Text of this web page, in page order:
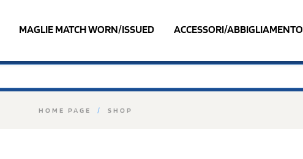
MAGLIE MATCH WORN/ISSUED ACCESSORI/ABBIGLIAMENTO
HOME PAGE / SHOP